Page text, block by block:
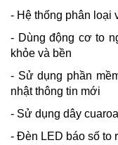
- Hệ thống phân loại
- Dùng động cơ to
khỏe và bền
- Sử dụng phần
nhật thông tin mới
- Sử dụng dây
- Đèn LED báo số to